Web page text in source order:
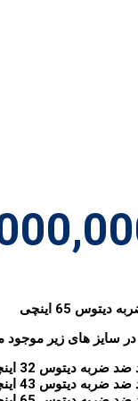
65 اینچی
سایز های زیر موجود
دیتوس 32 اینچی
دیتوس 43 اینچی